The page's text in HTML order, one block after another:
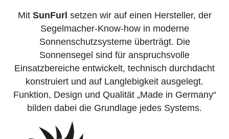
Mit SunFurl setzen wir auf einen Hersteller, der
Segelmacher-Know-how in moderne
Sonnenschutzsysteme überträgt. Die
Sonnensegel sind für anspruchsvolle
Einsatzbereiche entwickelt, technisch durchdacht
konstruiert und auf Langlebigkeit ausgelegt.
Funktion, Design und Qualität „Made in Germany“
bilden dabei die Grundlage jedes Systems.